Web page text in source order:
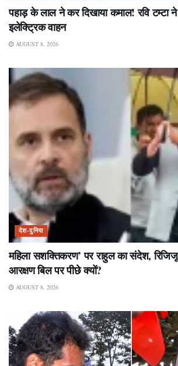
पहाड़ के लाल ने कर दिखाया कमाल! रवि टम्टा
इलेक्ट्रिक वाहन
AUGUST 8, 2026
देश-दुनिया
महिला सशक्तिकरण’ पर राहुल का संदेश,
आरक्षण बिल पर पीछे क्यों?
AUGUST 8, 2026